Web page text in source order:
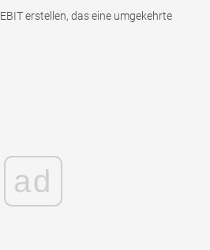
erstellen, das eine umgekehrte
ad